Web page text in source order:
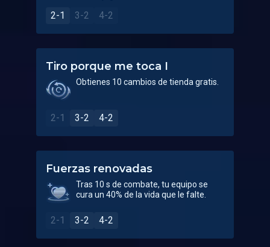
2-1 3-2 4-2
Tiro porque me toca I
Obtienes 10 cambios de tienda gratis.
2-1 3-2 4-2
Fuerzas renovadas
Tras 10 s de combate, tu equipo se
cura un 40% de la vida que le falte.
2-1 3-2 4-2